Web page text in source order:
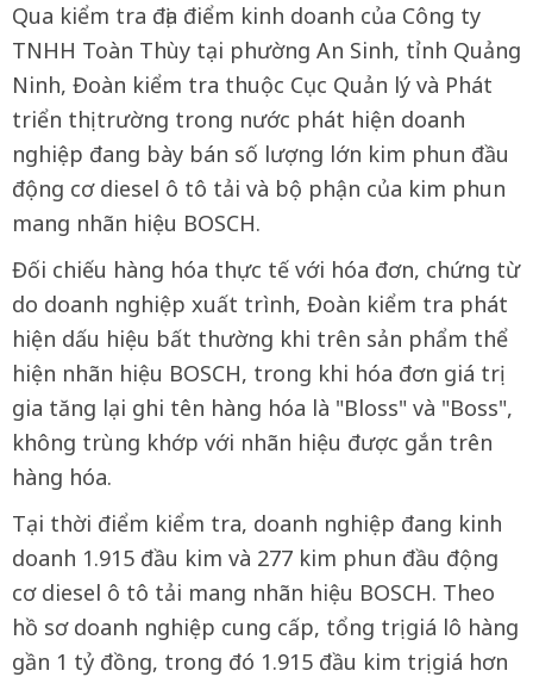
Qua kiểm tra địa điểm kinh doanh của Công ty
TNHH Toàn Thùy tại phường An Sinh, tỉnh Quảng
Ninh, Đoàn kiểm tra thuộc Cục Quản lý và Phát
triển thị trường trong nước phát hiện doanh
nghiệp đang bày bán số lượng lớn kim phun đầu
động cơ diesel ô tô tải và bộ phận của kim phun
mang nhãn hiệu BOSCH.
Đối chiếu hàng hóa thực tế với hóa đơn, chứng từ
do doanh nghiệp xuất trình, Đoàn kiểm tra phát
hiện dấu hiệu bất thường khi trên sản phẩm thể
hiện nhãn hiệu BOSCH, trong khi hóa đơn giá trị
gia tăng lại ghi tên hàng hóa là "Bloss" và "Boss",
không trùng khớp với nhãn hiệu được gắn trên
hàng hóa.
Tại thời điểm kiểm tra, doanh nghiệp đang kinh
doanh 1.915 đầu kim và 277 kim phun đầu động
cơ diesel ô tô tải mang nhãn hiệu BOSCH. Theo
hồ sơ doanh nghiệp cung cấp, tổng trị giá lô hàng
gần 1 tỷ đồng, trong đó 1.915 đầu kim trị giá hơn